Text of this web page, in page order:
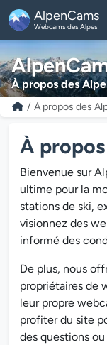
AlpenCams
Webcams des Alpes
À propos des
À propos des
À
Bienvenue sur
ultime pour la
stations de ski,
visionnez des
informé des
De plus, nous
propriétaires de
leur propre
profiter du site
des questions